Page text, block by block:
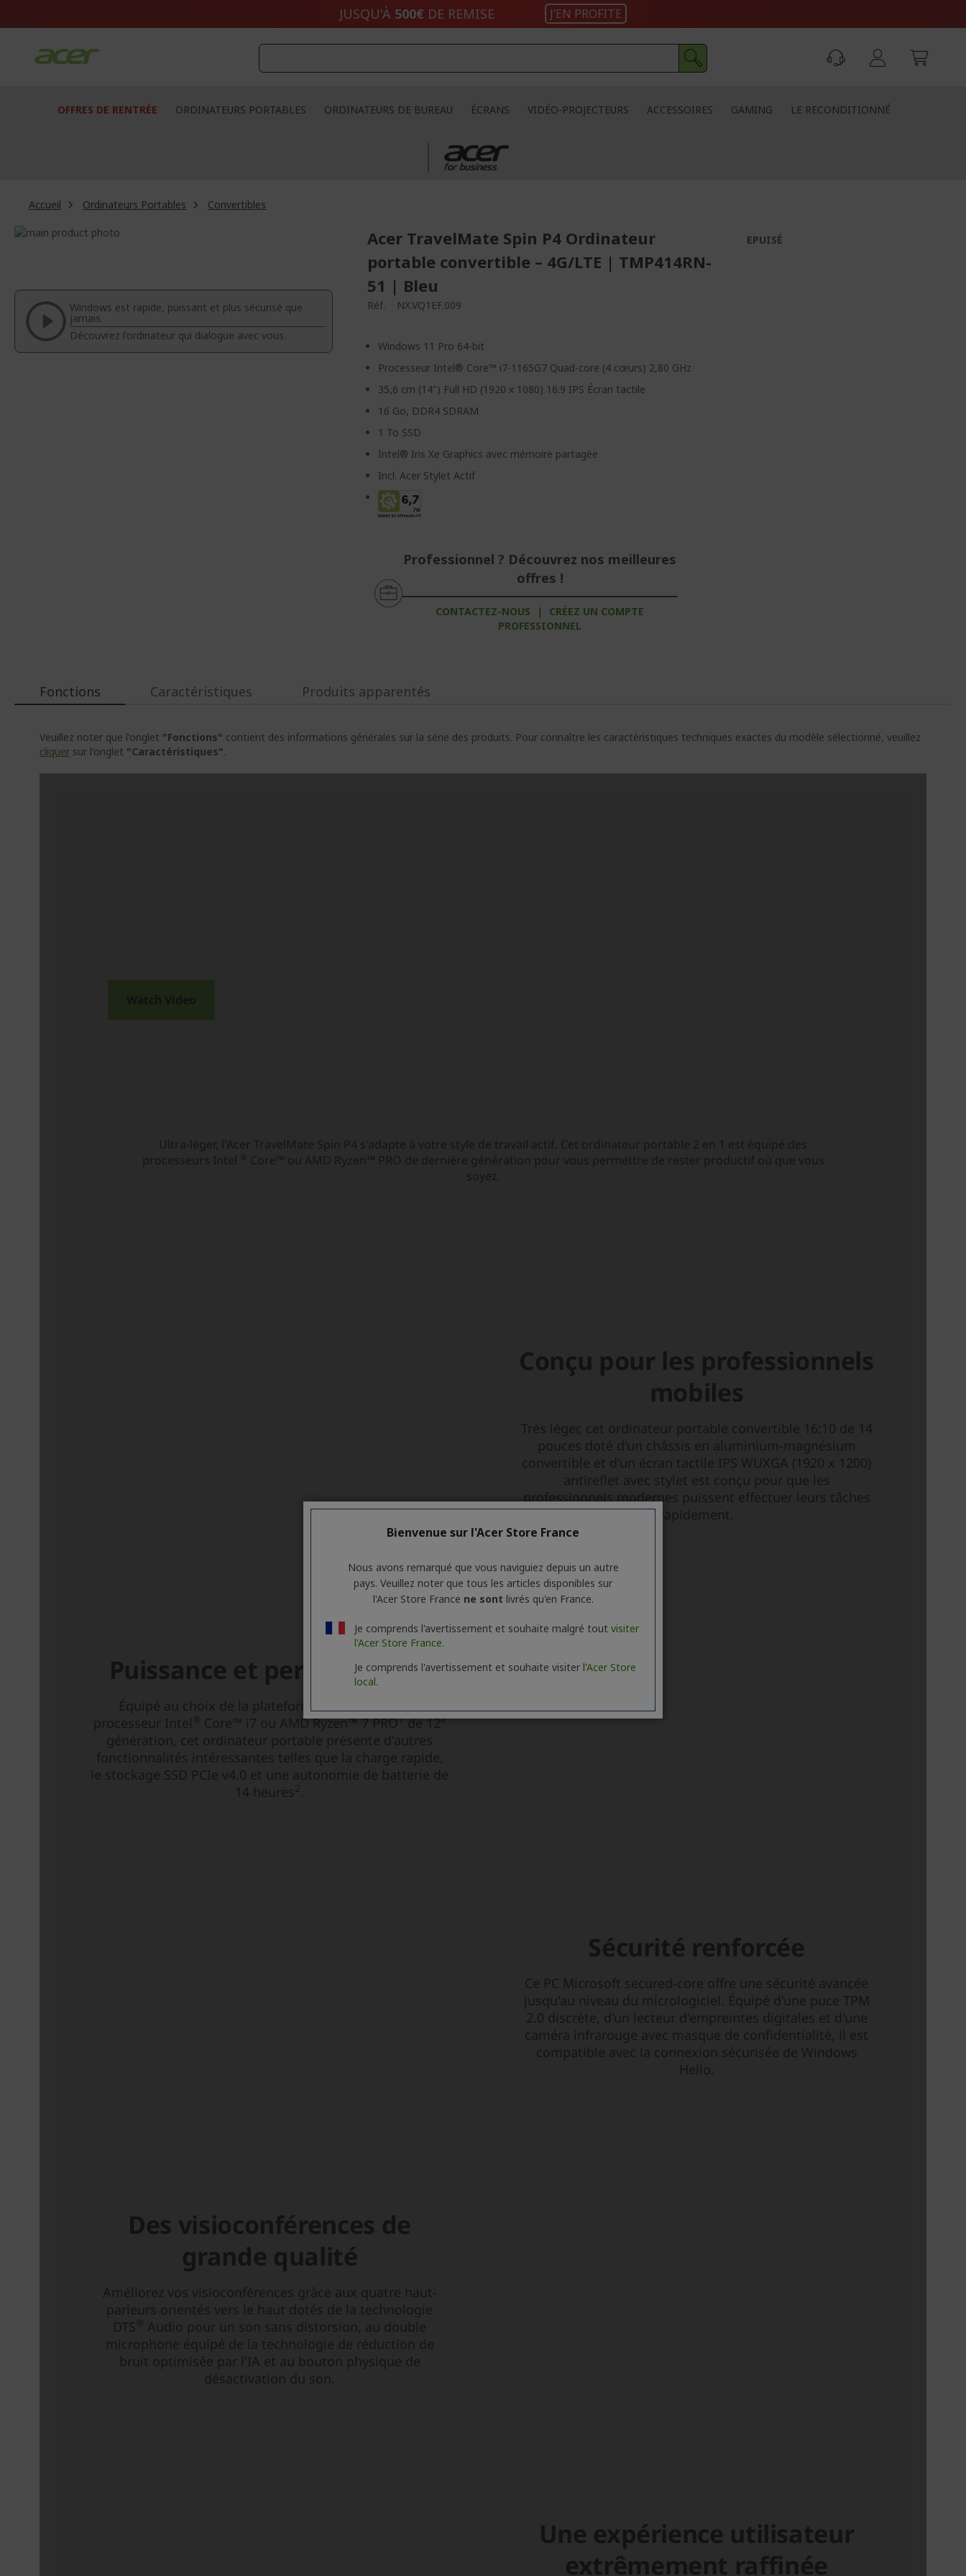
JUSQU'À 500€ DE REMISE J’EN PROFITE
OFFRES DE RENTRÉE ORDINATEURS PORTABLES ORDINATEURS DE BUREAU ÉCRANS VIDÉO-PROJECTEURS ACCESSOIRES GAMING LE RECONDITIONNÉ
Accueil Ordinateurs Portables
Convertibles
Passer
de
galerie
d’images
de
Galerie
d’images
Windows est rapide, puissant et plus sécurisé que
jamais.
Découvrez l'ordinateur qui dialogue avec vous.
Acer TravelMate Spin P4 Ordinateur
portable convertible – 4G/LTE | TMP414RN-
51 | Bleu
Réf. NX.VQ1EF.009
Windows 11 Pro 64-bit
Processeur Intel® Core™ i7-1165G7 Quad-core (4 cœurs) 2,80 GHz
35,6 cm (14") Full HD (1920 x 1080) 16:9 IPS Écran tactile
16 Go, DDR4 SDRAM
1 To SSD
Intel® Iris Xe Graphics avec mémoire partagée
Incl. Acer Stylet Actif
Professionnel ? Découvrez nos meilleures
offres !
CONTACTEZ-NOUS |
CRÉEZ UN COMPTE
PROFESSIONNEL
EPUISÉ
Fonctions
Veuillez noter que l'onglet "Fonctions" contient des informations générales sur la série des produits. Pour connaître les caractéristiques techniques exactes du modèle sélectionné, veuillez
cliquer sur l'onglet "Caractéristiques".
Caractéristiques Produits apparentés
Bienvenue sur l'Acer Store France
Nous avons remarqué que vous naviguiez depuis un autre
pays. Veuillez noter que tous les articles disponibles sur
l'Acer Store France ne sont livrés qu'en France.
Je comprends l'avertissement et souhaite malgré tout visiter
l'Acer Store France.
Je comprends l'avertissement et souhaite visiter l'Acer Store
local.